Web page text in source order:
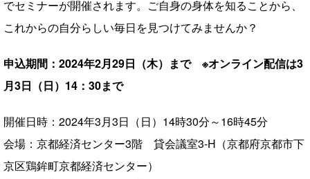
でセミナーが開催されます。ご自身の身体を知ることから、
これからの自分らしい毎日を見つけてみませんか？
申込期間：2024年2月29日（木）まで ※オンライン配信は3
月3日（日）14：30まで
開催日時：2024年3月3日（日）14時30分～16時45分
会場：京都経済センター3階 貸会議室3-H（京都府京都市下
京区鶏鉾町京都経済センター）